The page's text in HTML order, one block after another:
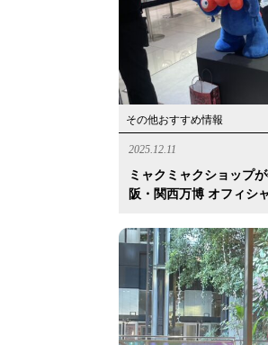
その他おすすめ情報
2025.12.11
ミャクミャクショップ
阪・関西万博 オフィシ